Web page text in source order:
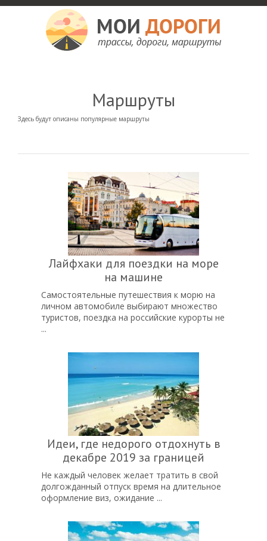
Маршруты
Здесь будут описаны популярные маршруты
Лайфхаки для поездки на море
на машине
Самостоятельные путешествия к морю на
личном автомобиле выбирают множество
туристов, поездка на российские курорты не
...
Идеи, где недорого отдохнуть в
декабре 2019 за границей
Не каждый человек желает тратить в свой
долгожданный отпуск время на длительное
оформление виз, ожидание ...